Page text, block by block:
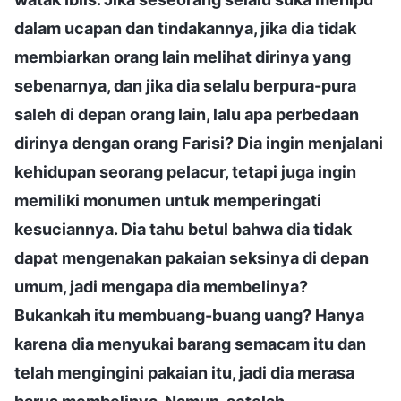
dalam ucapan dan tindakannya, jika dia tidak
membiarkan orang lain melihat dirinya yang
sebenarnya, dan jika dia selalu berpura-pura
saleh di depan orang lain, lalu apa perbedaan
dirinya dengan orang Farisi? Dia ingin menjalani
kehidupan seorang pelacur, tetapi juga ingin
memiliki monumen untuk memperingati
kesuciannya. Dia tahu betul bahwa dia tidak
dapat mengenakan pakaian seksinya di depan
umum, jadi mengapa dia membelinya?
Bukankah itu membuang-buang uang? Hanya
karena dia menyukai barang semacam itu dan
telah mengingini pakaian itu, jadi dia merasa